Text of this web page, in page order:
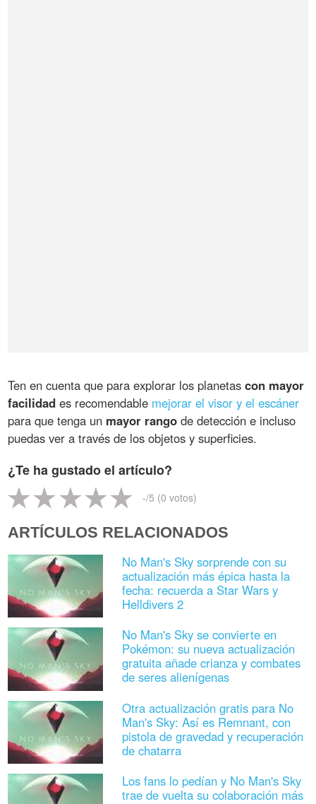
Ten en cuenta que para explorar los planetascon mayor
facilidad es recomendable mejorar el visor y el escáner
para que tenga un mayor rango de detección e incluso
puedas ver a través de los objetos y superficies.
¿Te ha gustado el artículo?
-/5 (0 votos)
ARTÍCULOS RELACIONADOS
No Man's Sky sorprende con su
actualización más épica hasta la
fecha: recuerda a Star Wars y
Helldivers 2
No Man's Sky se convierte en
Pokémon: su nueva actualización
gratuita añade crianza y combates
de seres alienígenas
Otra actualización gratis para No
Man's Sky: Así es Remnant, con
pistola de gravedad y recuperación
de chatarra
Los fans lo pedían y No Man's Sky
trae de vuelta su colaboración más